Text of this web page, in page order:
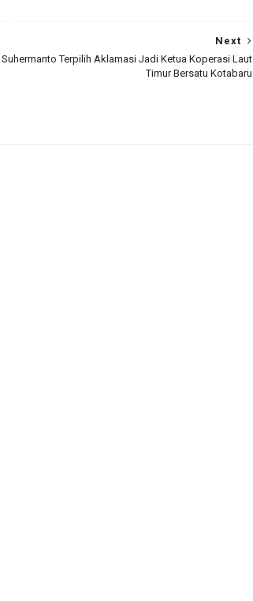
Next
Suhermanto Terpilih Aklamasi Jadi Ketua Koperasi Laut
Timur Bersatu Kotabaru